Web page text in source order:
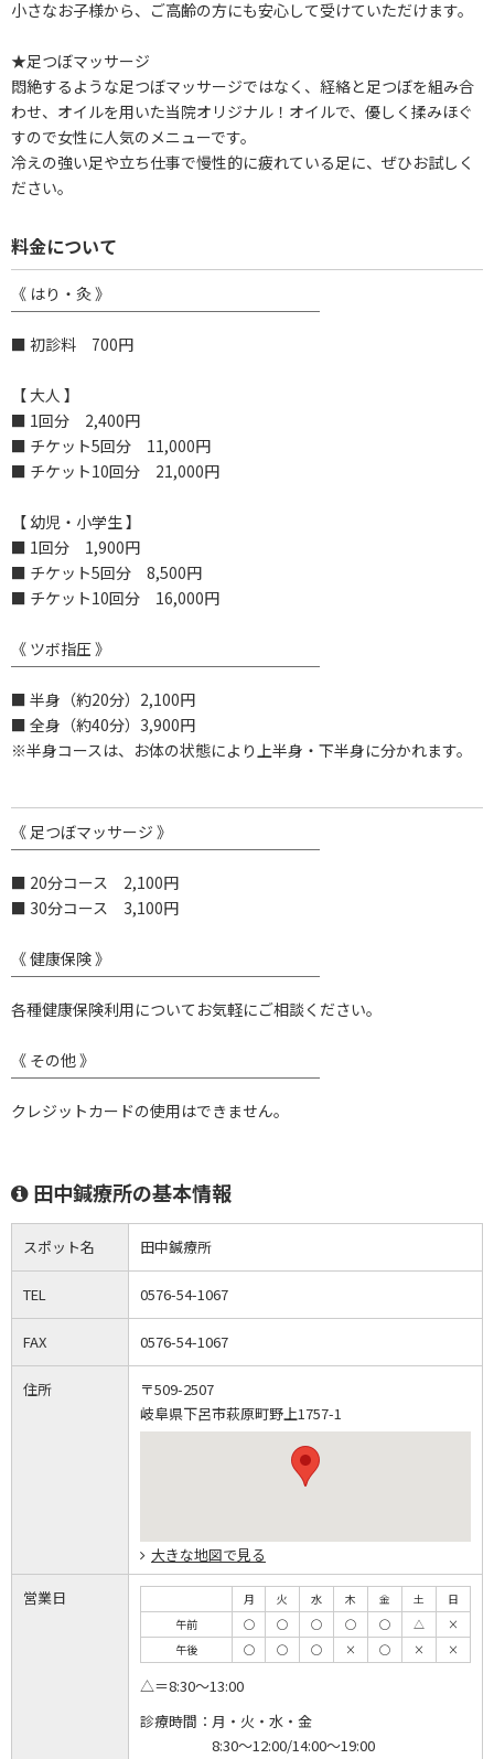
小さなお子様から、ご高齢の方にも安心して受けていただけます。
★足つぼマッサージ
悶絶するような足つぼマッサージではなく、経絡と足つぼを組み合
わせ、オイルを用いた当院オリジナル！オイルで、優しく揉みほぐ
すので女性に人気のメニューです。
冷えの強い足や立ち仕事で慢性的に疲れている足に、ぜひお試しく
ださい。
料金について
《 はり・灸 》
￣￣￣￣￣￣￣￣￣￣￣￣￣￣￣￣￣￣￣￣
■ 初診料 700円
【 大人 】
■ 1回分 2,400円
■ チケット5回分 11,000円
■ チケット10回分 21,000円
【 幼児・小学生 】
■ 1回分 1,900円
■ チケット5回分 8,500円
■ チケット10回分 16,000円
《 ツボ指圧 》
￣￣￣￣￣￣￣￣￣￣￣￣￣￣￣￣￣￣￣￣
■ 半身（約20分）2,100円
■ 全身（約40分）3,900円
※半身コースは、お体の状態により上半身・下半身に分かれます。
《 足つぼマッサージ 》
￣￣￣￣￣￣￣￣￣￣￣￣￣￣￣￣￣￣￣￣
■ 20分コース 2,100円
■ 30分コース 3,100円
《 健康保険 》
￣￣￣￣￣￣￣￣￣￣￣￣￣￣￣￣￣￣￣￣
各種健康保険利用についてお気軽にご相談ください。
《 その他 》
￣￣￣￣￣￣￣￣￣￣￣￣￣￣￣￣￣￣￣￣
クレジットカードの使用はできません。
田中鍼療所の基本情報
スポット名 田中鍼療所
TEL 0576-54-1067
FAX 0576-54-1067
住所
〒509-2507
岐阜県下呂市萩原町野上1757-1
大きな地図で見る
営業日 月 火 水 木 金 土
日
午前
◯ ◯ ◯ ◯ ◯ △
×
午後
◯ ◯ ◯ × ◯ × ×
△＝8:30～13:00
診療時間： 月・火・水・金
8:30～12:00/14:00～19:00